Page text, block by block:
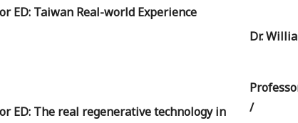
ED: Taiwan Real-world Experience
Dr.
ED: The real regenerative technology in
/